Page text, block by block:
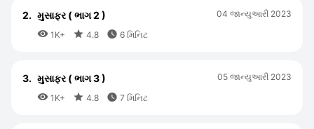
2. મુસાફર ( ભાગ 2 )
 1K+  4.8  6 મિનિટ
04 જાન્યુઆરી 2023
3. મુસાફર ( ભાગ 3 )
 1K+  4.8  7 મિનિટ
05 જાન્યુઆરી 2023